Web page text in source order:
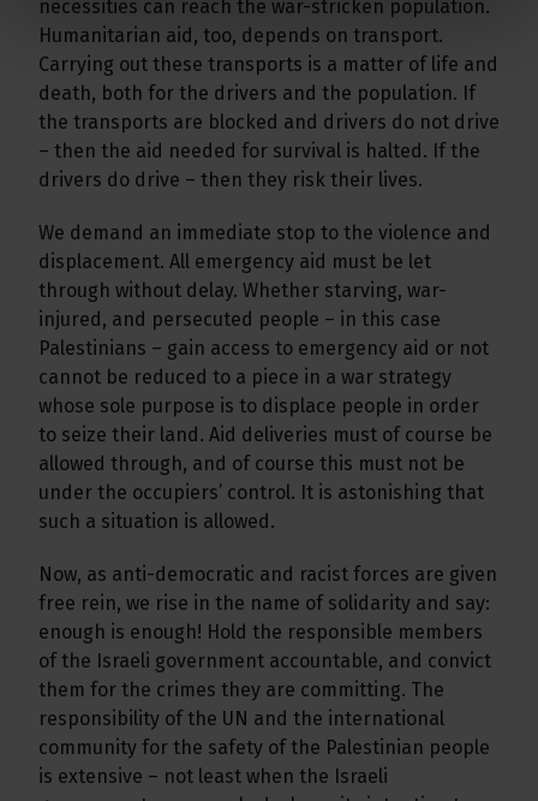
necessities can reach the war-stricken population.
Humanitarian aid, too, depends on transport.
Carrying out these transports is a matter of life and
death, both for the drivers and the population. If
the transports are blocked and drivers do not drive
– then the aid needed for survival is halted. If the
drivers do drive – then they risk their lives.
We demand an immediate stop to the violence and
displacement. All emergency aid must be let
through without delay. Whether starving, war-
injured, and persecuted people – in this case
Palestinians – gain access to emergency aid or not
cannot be reduced to a piece in a war strategy
whose sole purpose is to displace people in order
to seize their land. Aid deliveries must of course be
allowed through, and of course this must not be
under the occupiers’ control. It is astonishing that
such a situation is allowed.
Now, as anti-democratic and racist forces are given
free rein, we rise in the name of solidarity and say:
enough is enough! Hold the responsible members
of the Israeli government accountable, and convict
them for the crimes they are committing. The
responsibility of the UN and the international
community for the safety of the Palestinian people
is extensive – not least when the Israeli